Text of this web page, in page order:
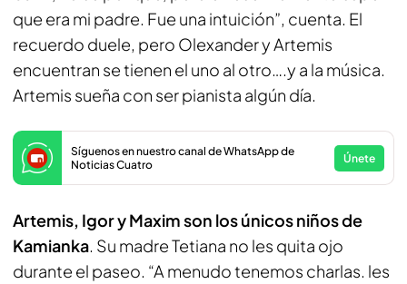
que era mi padre. Fue una intuición”, cuenta. El
recuerdo duele, pero Olexander y Artemis
encuentran se tienen el uno al otro….y a la música.
Artemis sueña con ser pianista algún día.
Síguenos en nuestro canal de WhatsApp de
Noticias Cuatro
Únete
Artemis, Igor y Maxim son los únicos niños de
Kamianka. Su madre Tetiana no les quita ojo
durante el paseo. “A menudo tenemos charlas. les